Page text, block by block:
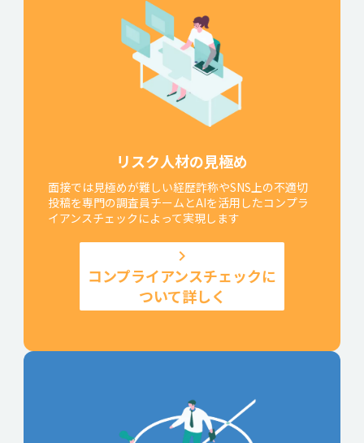
リスク人材の見極め
面接では見極めが難しい経歴詐称やSNS上の不適切
投稿を専門の調査員チームとAIを活用したコンプラ
イアンスチェックによって実現します
keyboard_arrow_right
コンプライアンスチェックに
ついて詳しく